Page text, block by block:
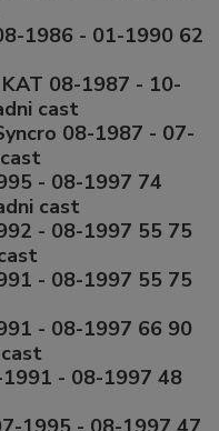
1986 - 01-1990 62
08-1987 - 10-
cast
08-1987 - 07-
- 08-1997 74
cast
- 08-1997 55 75
- 08-1997 55 75
- 08-1997 66 90
1991 - 08-1997 48